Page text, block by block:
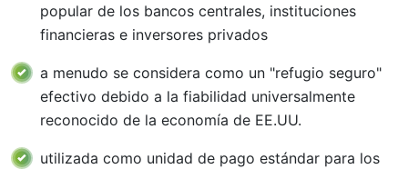
popular de los bancos centrales, instituciones
financieras e inversores privados
a menudo se considera como un "refugio seguro"
efectivo debido a la fiabilidad universalmente
reconocido de la economía de EE.UU.
utilizada como unidad de pago estándar para los